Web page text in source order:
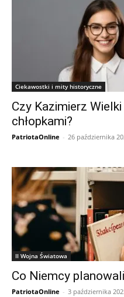
Ciekawostki i mity historyczne
Czy Kazimierz
chłopkami?
PatriotaOnline - 26 października
II Wojna Światowa
Co Niemcy
PatriotaOnline - 3 października